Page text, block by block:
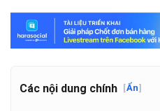
Các nội dung chính [Ẩn]